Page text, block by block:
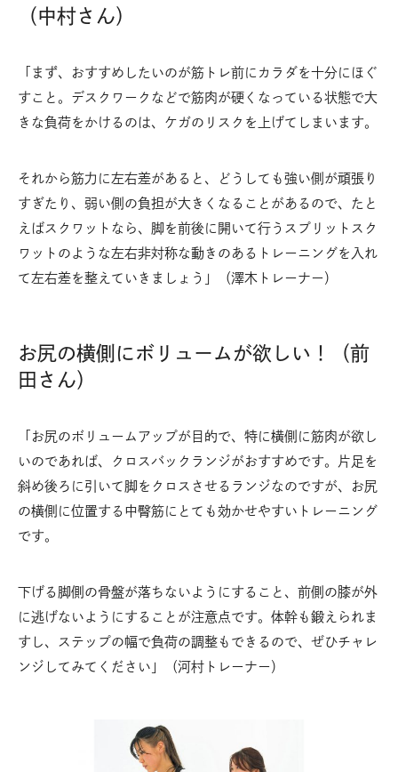
（中村さん）
「まず、おすすめしたいのが筋トレ前にカラダを十分にほぐ
すこと。デスクワークなどで筋肉が硬くなっている状態で大
きな負荷をかけるのは、ケガのリスクを上げてしまいます。
それから筋力に左右差があると、どうしても強い側が頑張り
すぎたり、弱い側の負担が大きくなることがあるので、たと
えばスクワットなら、脚を前後に開いて行うスプリットスク
ワットのような左右非対称な動きのあるトレーニングを入れ
て左右差を整えていきましょう」（澤木トレーナー）
お尻の横側にボリュームが欲しい！（前
田さん）
「お尻のボリュームアップが目的で、特に横側に筋肉が欲し
いのであれば、クロスバックランジがおすすめです。片足を
斜め後ろに引いて脚をクロスさせるランジなのですが、お尻
の横側に位置する中臀筋にとても効かせやすいトレーニング
です。
下げる脚側の骨盤が落ちないようにすること、前側の膝が外
に逃げないようにすることが注意点です。体幹も鍛えられま
すし、ステップの幅で負荷の調整もできるので、ぜひチャレ
ンジしてみてください」（河村トレーナー）